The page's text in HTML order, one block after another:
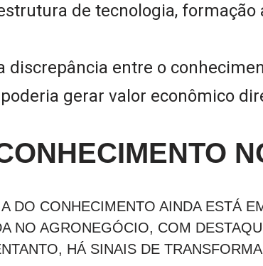
de tecnologia, formação
discrepância entre o
gerar valor econômico
DO CONHECIMENTO AINDA ESTÁ
NO AGRONEGÓCIO, COM
HÁ SINAIS DE